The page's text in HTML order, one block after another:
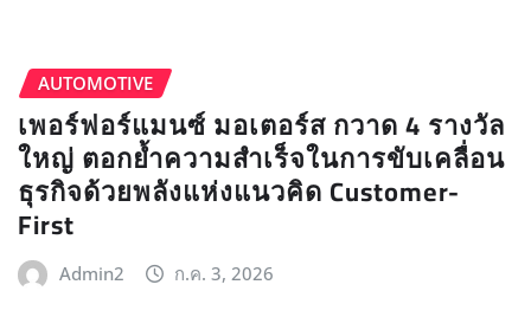
AUTOMOTIVE
เพอร์ฟอร์แมนซ์ มอเตอร์ส กวาด 4 รางวัล
ใหญ่ ตอกย้ำความสำเร็จในการขับเคลื่อน
ธุรกิจด้วยพลังแห่งแนวคิด Customer-
First
Admin2 ก.ค. 3, 2026